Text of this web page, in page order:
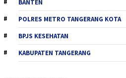
BANTEN
POLRES METRO TANGERANG KOTA
BPJS KESEHATAN
KABUPATEN TANGERANG